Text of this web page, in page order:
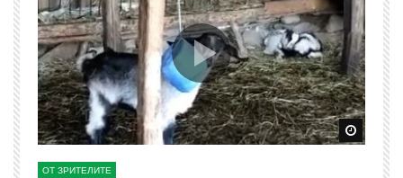
Watch Later Watch
ОТ ЗРИТЕЛИТЕ